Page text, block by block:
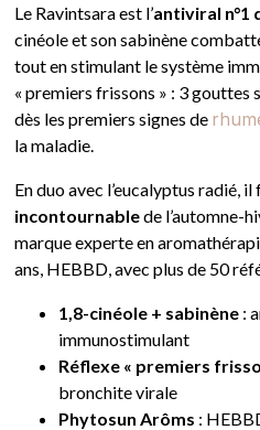
Le Ravintsara est l’antiviral n°1
cinéole et son sabinène
tout en stimulant le système
« premiers frissons » : 3 gouttes
dès les premiers signes de
la maladie.
En duo avec l’eucalyptus radié,
incontournablede l’automne-
marque experte en
ans, HEBBD, avec plus de 50
1,8-cinéole + sabinène :
immunostimulant
Réflexe « premiers
bronchite virale
Phytosun Arôms :